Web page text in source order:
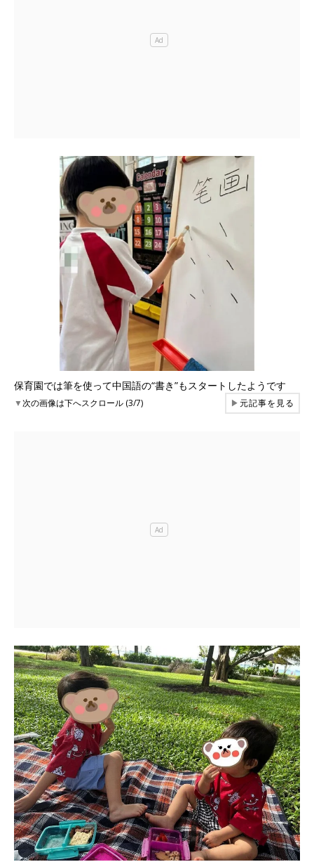
保育園では筆を使って中国語の“書き”もスタートしたようです
▼次の画像は下へスクロール (3/7) ▶元記事を見る